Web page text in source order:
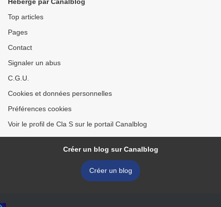
Top articles
Pages
Contact
Signaler un abus
C.G.U.
Cookies et données personnelles
Préférences cookies
Voir le profil de Cla S sur le portail Canalblog
Créer un blog sur Canalblog
Créer un blog